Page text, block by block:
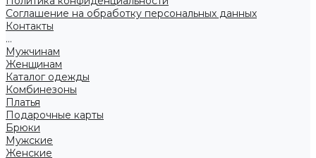
Соглашение на обработку персональных данных
Контакты
...
Мужчинам
Женщинам
Каталог одежды
Комбинезоны
Платья
Подарочные карты
Брюки
Мужские
Женские